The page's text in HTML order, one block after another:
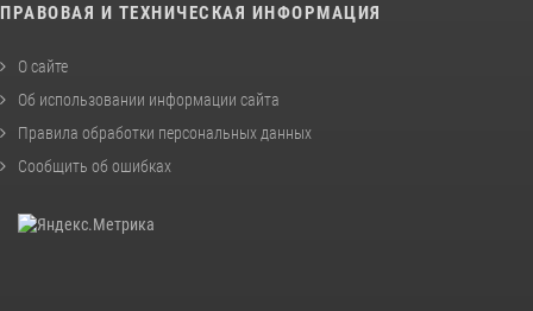
ПРАВОВАЯ И ТЕХНИЧЕСКАЯ ИНФОРМАЦИЯ
О сайте
Об использовании информации сайта
Правила обработки персональных данных
Сообщить об ошибках